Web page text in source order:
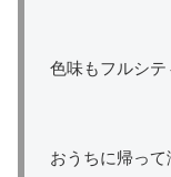
色味もフルシテ
おうちに帰っ